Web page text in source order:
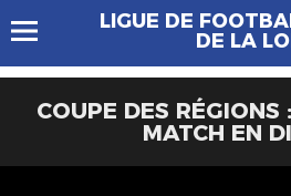
LIGUE DE
DE LA
COUPE DES RÉGIONS
MATCH EN